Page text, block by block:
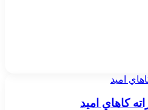
اميد
كاهاي اميد